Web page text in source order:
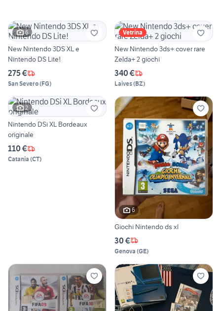
6
New Nintendo 3DS XL e
Nintendo DS Lite!
275 €
San Severo(FG)
Vetrina
New Nintendo 3ds+ cover rare
Zelda+ 2 giochi
340 €
Laives(BZ)
2
Nintendo DSi XL Bordeaux
originale
110 €
Catania (CT)
6
Giochi Nintendo ds xl
30 €
Genova (GE)